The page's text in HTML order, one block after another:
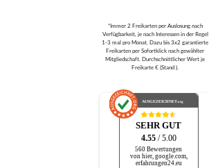
*Immer 2 Freikarten per Auslosung nach
Verfügbarkeit, je nach Interessen in der Regel
1-3 mal pro Monat. Dazu bis 3x2 garantierte
Freikarten per Sofortklick nach gewählter
Mitgliedschaft. Durchschnittlicher Wert je
Freikarte € (Stand ).
AUSGEZEICHNET.org
SEHR GUT
4.55 / 5.00
560 Bewertungen
von hier, google.com,
erfahrungen24.eu